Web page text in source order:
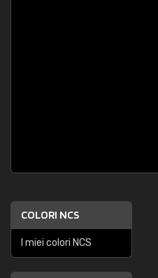
COLORI NCS
I miei colori NCS